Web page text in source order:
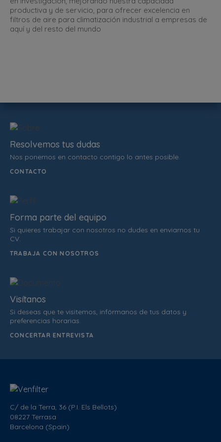
productiva y de servicio, para ofrecer excelencia en
filtros de aire para climatización industrial a empresas de
aquí y del resto del mundo
C/ de la Terra, 36 (P.I. Els Bellots)
08227 Terrasa
Barcelona (Spain)
Resolvemos tus dudas
Nos ponemos en contacto contigo lo antes posible.
CONTACTO
Forma parte del equipo
Si quieres trabajar con nosotros no dudes en enviarnos tu
CV.
TRABAJA CON NOSOTROS
Visítanos
Si deseas que te visitemos, infórmanos de tus datos y
preferencias horarias.
CONCERTAR ENTREVISTA